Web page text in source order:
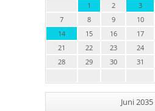
1
2 3
7
8 9 10
14
15 16 17
21
22 23 24
28
29 30 31
Juni 2035